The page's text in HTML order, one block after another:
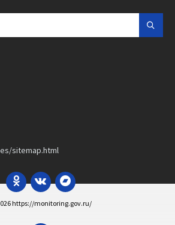
sitemap.html
Odnoklassniki
VK Bandcamp
https://monitoring.gov.ru/